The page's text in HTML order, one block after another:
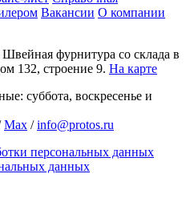
Вакансии О компании
Швейная фурнитура со склада в
132, строение 9. На карте
суббота, воскресенье и
Max /info@protos.ru
персональных данных
данных